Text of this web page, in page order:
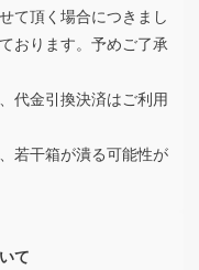
て頂く場合につきまし
おります。予めご了承
代金引換決済はご利用
若干箱が潰る可能性が
て